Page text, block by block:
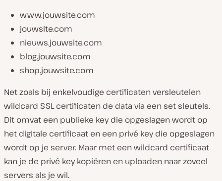
www.jouwsite.com
jouwsite.com
nieuws.jouwsite.com
blog.jouwsite.com
shop.jouwsite.com
Net zoals bij enkelvoudige certificaten versleutelen
wildcard SSL certificaten de data via een set sleutels.
Dit omvat een publieke key die opgeslagen wordt op
het digitale certificaat en een privé key die opgeslagen
wordt op je server. Maar met een wildcard certificaat
kan je de privé key kopiëren en uploaden naar zoveel
servers als je wil.